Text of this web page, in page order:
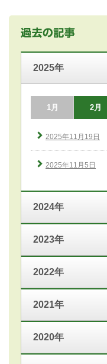
2025年
1月 2月
2025年11月19日
2025年11月5日
2024年
2023年
2022年
2021年
2020年